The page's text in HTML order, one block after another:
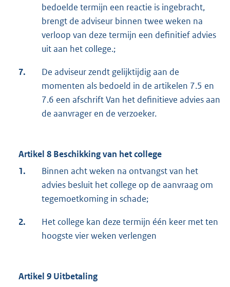
bedoelde termijn een reactie is ingebracht,
brengt de adviseur binnen twee weken na
verloop van deze termijn een definitief advies
uit aan het college.;
7.
De adviseur zendt gelijktijdig aan de
momenten als bedoeld in de artikelen 7.5 en
7.6 een afschrift Van het definitieve advies aan
de aanvrager en de verzoeker.
Artikel 8 Beschikking van het college
1.
Binnen acht weken na ontvangst van het
advies besluit het college op de aanvraag om
tegemoetkoming in schade;
2.
Het college kan deze termijn één keer met ten
hoogste vier weken verlengen
Artikel 9 Uitbetaling